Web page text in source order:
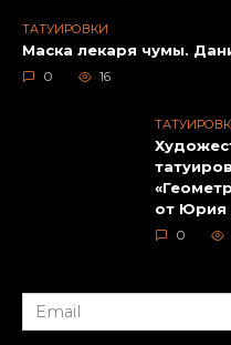
ТАТУИРОВКИ
Маска лекаря чумы.
0 16
от Юрия
0